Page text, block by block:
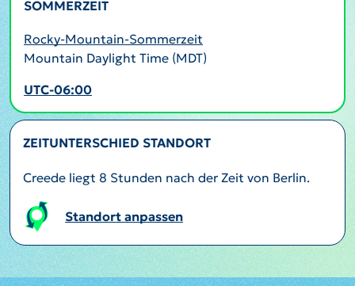
SOMMERZEIT
Rocky-Mountain-Sommerzeit
Mountain Daylight Time (MDT)
UTC-06:00
ZEITUNTERSCHIED STANDORT
Creede liegt 8 Stunden nach der Zeit von Berlin.
Standort anpassen